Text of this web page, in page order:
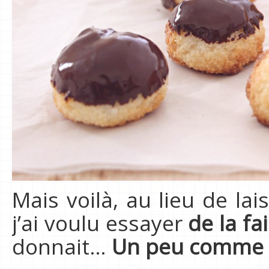
Mais voilà, au lieu de
j’ai voulu essayer de la
donnait… Un peu